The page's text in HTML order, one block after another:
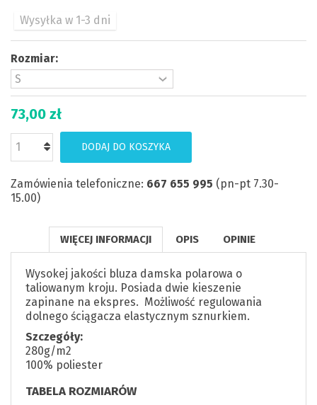
Wysyłka w 1-3 dni
Rozmiar:
73,00 zł
DODAJ DO KOSZYKA
Zamówienia telefoniczne: 667 655 995 (pn-pt 7.30-
15.00)
WIĘCEJ INFORMACJI OPIS OPINIE
Wysokej jakości bluza damska polarowa o
taliowanym kroju. Posiada dwie kieszenie
zapinane na ekspres. Możliwość regulowania
dolnego ściągacza elastycznym sznurkiem.
Szczegóły:
280g/m2
100% poliester
TABELA ROZMIARÓW